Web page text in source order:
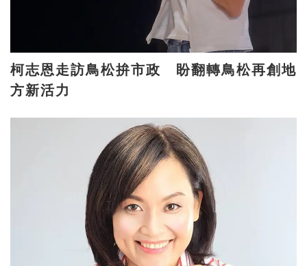
柯志恩走訪鳥松拚市政 盼翻轉鳥松再創地
方新活力